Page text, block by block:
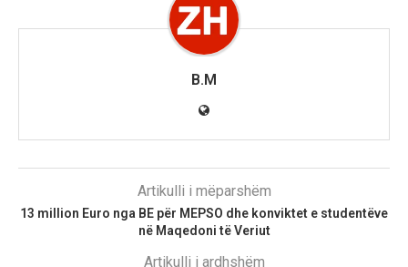
B.M
Artikulli i mëparshëm
13 million Euro nga BE për MEPSO dhe konviktet e studentëve
në Maqedoni të Veriut
Artikulli i ardhshëm